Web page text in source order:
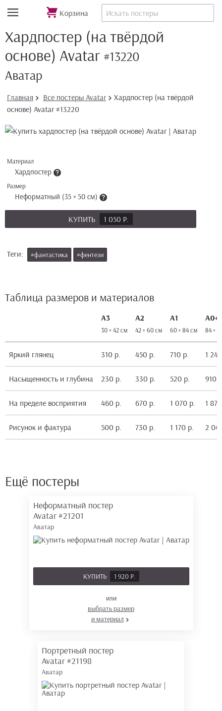
Корзина
Хардпостер (на твёрдой
основе) Avatar #13220
Аватар
Главная Все постеры Avatar
Хардпостер (на твёрдой
основе) Avatar #13220
Материал
Хардпостер
Размер
Неформатный (35 × 50 см)
КУПИТЬ 1 050 Р.
Теги: #фантастика #фентези
Таблица размеров и материалов
А3
30 × 42 см
А2
42 × 60 см
А1
60 × 84 см
А0+
84 ×
Яркий глянец 310 р. 450 р. 710 р. 1
Насыщенность и глубина 230 р. 330 р. 520 р. 910
На пределе восприятия 460 р. 670 р. 1 070 р. 1
Рисунок и фактура 500 р. 730 р. 1 170 р. 2
Ещё постеры
Неформатный постер
Avatar #21201
Аватар
КУПИТЬ 1 920 Р.
или
выбрать размер
и материал
Портретный постер
Avatar #21198
Аватар